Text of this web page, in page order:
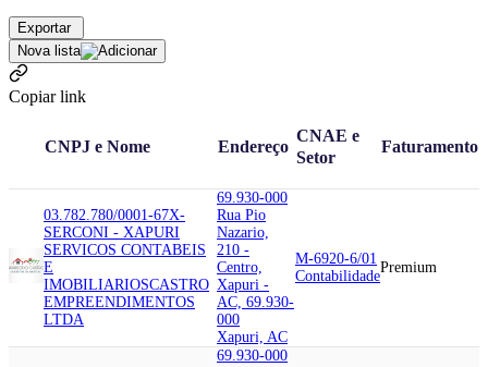
Exportar
Nova lista
Copiar link
CNPJ e Nome Endereço
CNAE e
Setor
Faturamento
03.782.780/0001-67X-
SERCONI - XAPURI
SERVICOS CONTABEIS
E
IMOBILIARIOSCASTRO
EMPREENDIMENTOS
LTDA
69.930-000
Rua Pio
Nazario,
210 -
Centro,
Xapuri -
AC, 69.930-
000
Xapuri, AC
M-6920-6/01
Contabilidade
Premium
69.930-000